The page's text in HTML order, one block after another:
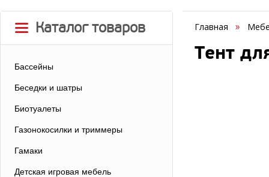
Каталог товаров
Бассейны
Беседки и шатры
Биотуалеты
Газонокосилки и триммеры
Гамаки
Детская игровая мебель
Главная
Тент